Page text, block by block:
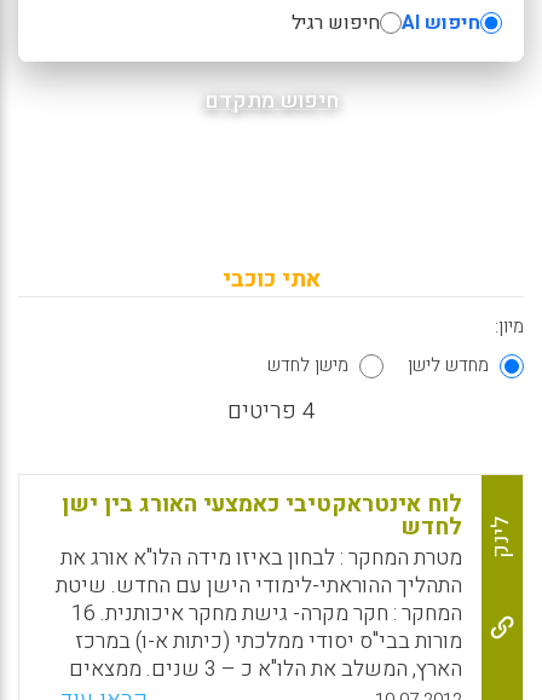
חיפוש AI חיפוש רגיל
חיפוש מתקדם
אתי כוכבי
מיון:
מחדש לישן
מישן לחדש
4 פריטים
לינק
לוח אינטראקטיבי כאמצעי האורג בין ישן
לחדש
מטרת המחקר : לבחון באיזו מידה הלו"א אורג את
התהליך ההוראתי-לימודי הישן עם החדש. שיטת
המחקר : חקר מקרה- גישת מחקר איכותנית. 16
מורות בבי"ס יסודי ממלכתי (כיתות א-ו) במרכז
הארץ, המשלב את הלו"א כ – 3 שנים. ממצאים